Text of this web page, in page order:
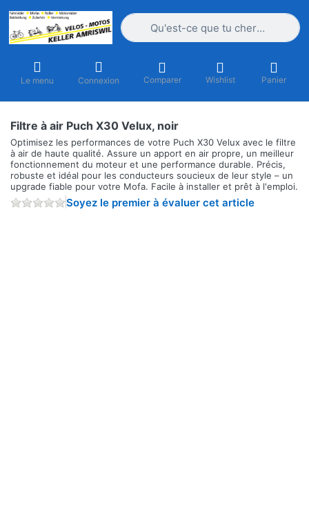
Saisissez un terme de recherche.
Le menu Connexion Comparer Wishlist Panier
Filtre à air Puch X30 Velux, noir
Optimisez les performances de votre Puch X30 Velux avec le filtre
à air de haute qualité. Assure un apport en air propre, un meilleur
fonctionnement du moteur et une performance durable. Précis,
robuste et idéal pour les conducteurs soucieux de leur style – un
upgrade fiable pour votre Mofa. Facile à installer et prêt à l'emploi.
Soyez le premier à évaluer cet article